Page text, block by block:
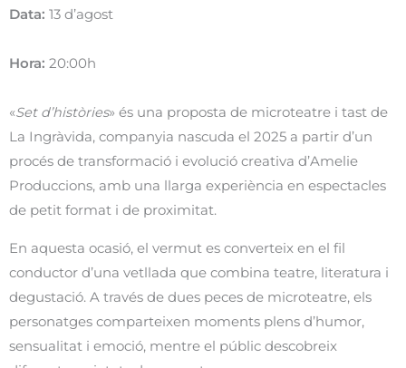
Data: 13 d’agost
Hora: 20:00h
«Set d’històries» és una proposta de microteatre i tast de
La Ingràvida, companyia nascuda el 2025 a partir d’un
procés de transformació i evolució creativa d’Amelie
Produccions, amb una llarga experiència en espectacles
de petit format i de proximitat.
En aquesta ocasió, el vermut es converteix en el fil
conductor d’una vetllada que combina teatre, literatura i
degustació. A través de dues peces de microteatre, els
personatges comparteixen moments plens d’humor,
sensualitat i emoció, mentre el públic descobreix